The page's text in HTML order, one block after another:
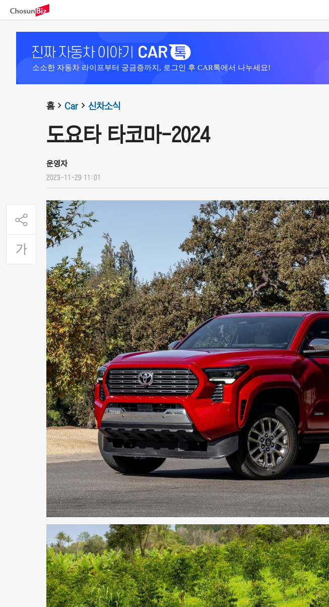
소소한 자동차 라이프부터 궁금증까지, 로그인 후 CAR톡에서 나누세요!
홈 Car 신차소식
도요타 타코마-2024
운영자
2023-11-29 11:01